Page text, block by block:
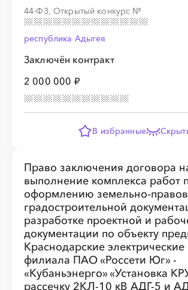
44-ФЗ, Открытый конкурс №
республика Адыгея
Заключён контракт
2 000 000 ₽
В избранные
Право заключения договора
выполнение комплекса работ
оформлению земельно-
градостроительной
разработке проектной и
документации по объекту
Краснодарские электрические
филиала ПАО «Россети Юг» -
«Кубаньэнерго» «Установка
рассечку 2КЛ-10 кВ АДГ-5 и
░░
░
░
░
░
░
░
░
░
░
░
░